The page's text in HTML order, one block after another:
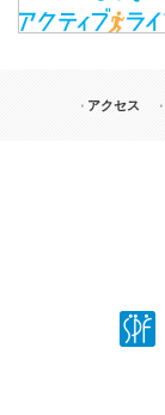
アクセス